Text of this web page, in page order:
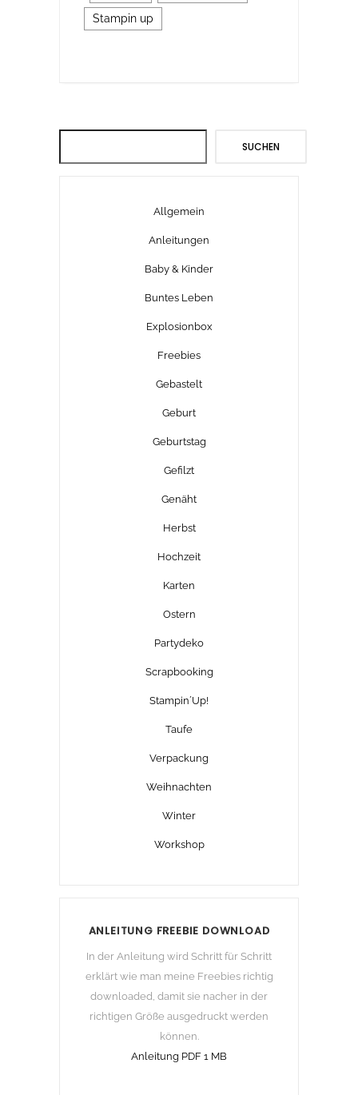
Stampin up
SUCHEN
Allgemein
Anleitungen
Baby & Kinder
Buntes Leben
Explosionbox
Freebies
Gebastelt
Geburt
Geburtstag
Gefilzt
Genäht
Herbst
Hochzeit
Karten
Ostern
Partydeko
Scrapbooking
Stampin´Up!
Taufe
Verpackung
Weihnachten
Winter
Workshop
ANLEITUNG FREEBIE DOWNLOAD
In der Anleitung wird Schritt für Schritt
erklärt wie man meine Freebies richtig
downloaded, damit sie nacher in der
richtigen Größe ausgedruckt werden
können.
Anleitung PDF 1 MB